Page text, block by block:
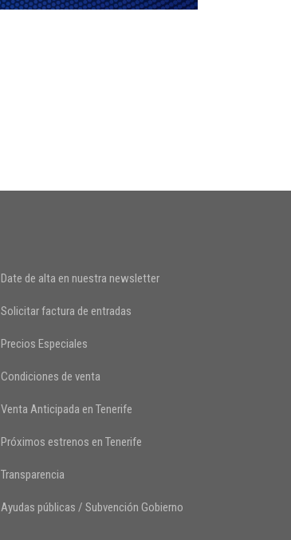
Date de alta en nuestra newsletter
Solicitar factura de entradas
Precios Especiales
Condiciones de venta
Venta Anticipada en Tenerife
Próximos estrenos en Tenerife
Transparencia
Ayudas públicas / Subvención Gobierno